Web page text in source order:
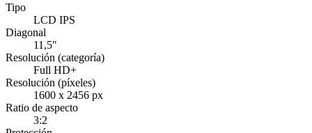
Tipo
LCD IPS
Diagonal
11,5"
Resolución (categoría)
Full HD+
Resolución (píxeles)
1600 x 2456 px
Ratio de aspecto
3:2